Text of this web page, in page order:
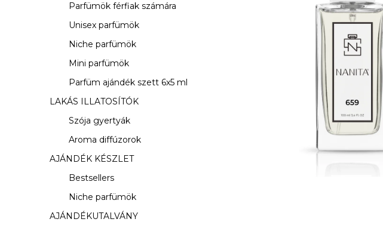
n
Parfümök férfiak számára
Unisex parfümök
Niche parfümök
Mini parfümök
Parfüm ajándék szett 6x5 ml
LAKÁS ILLATOSÍTÓK
Szója gyertyák
Aroma diffúzorok
AJÁNDÉK KÉSZLET
Bestsellers
Niche parfümök
AJÁNDÉKUTALVÁNY